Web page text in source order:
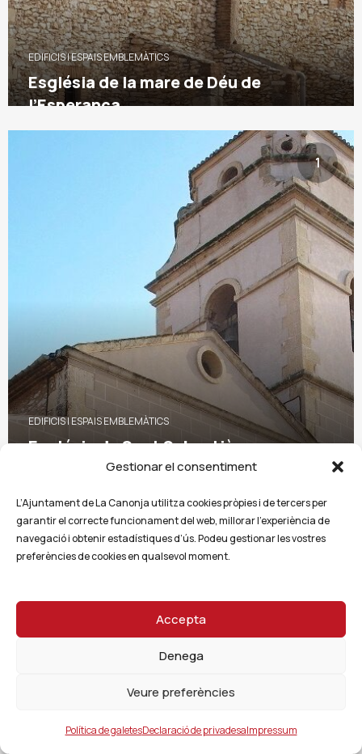
Gestionar el consentiment
L’Ajuntament de La Canonja utilitza cookies pròpies i de tercers per
garantir el correcte funcionament del web, millorar l’experiència de
navegació i obtenir estadístiques d’ús. Podeu gestionar les vostres
preferències de cookies en qualsevol moment.
Accepta
Denega
Veure preferències
Política de galetesDeclaració de privadesaImpressum
EDIFICIS I ESPAIS EMBLEMÀTICS
Església de la mare de Déu de
l’Esperança
1
EDIFICIS I ESPAIS EMBLEMÀTICS
Església de Sant Sebastià
1